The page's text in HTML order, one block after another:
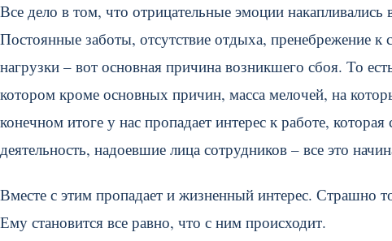
Все дело в том, что отрицательные эмоции
Постоянные заботы, отсутствие отдыха, пренебрежение к
нагрузки – вот основная причина возникшего сбоя. То
котором кроме основных причин, масса мелочей, на
конечном итоге у нас пропадает интерес к работе,
деятельность, надоевшие лица сотрудников – все это
Вместе с этим пропадает и жизненный интерес. Страшно
Ему становится все равно, что с ним происходит.